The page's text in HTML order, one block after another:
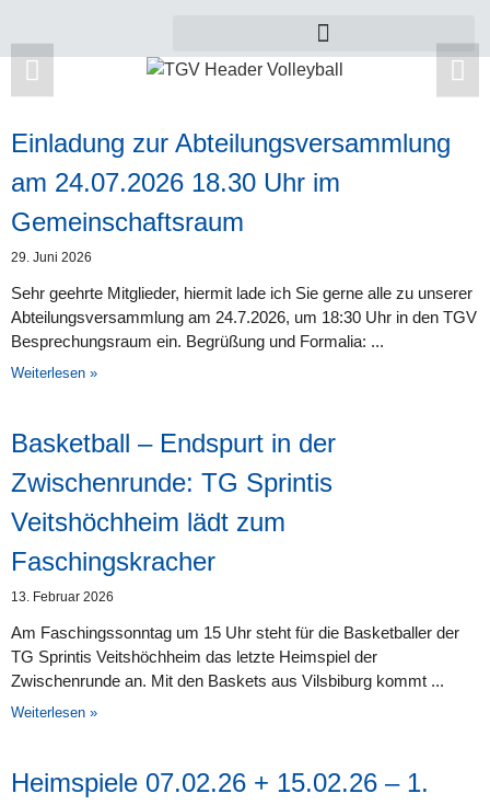
Zu dieser Kategorie gibt es leider noch keine
Beiträge.
Einladung zur Abteilungsversammlung
am 24.07.2026 18.30 Uhr im
Gemeinschaftsraum
29. Juni 2026
Sehr geehrte Mitglieder, hiermit lade ich Sie gerne alle zu unserer
Abteilungsversammlung am 24.7.2026, um 18:30 Uhr in den TGV
Besprechungsraum ein. Begrüßung und Formalia:
Weiterlesen »
Basketball – Endspurt in der
Zwischenrunde: TG Sprintis
Veitshöchheim lädt zum
Faschingskracher
13. Februar 2026
Am Faschingssonntag um 15 Uhr steht für die Basketballer der
TG Sprintis Veitshöchheim das letzte Heimspiel der
Zwischenrunde an. Mit den Baskets aus Vilsbiburg kommt
Weiterlesen »
Heimspiele 07.02.26 + 15.02.26 – 1.